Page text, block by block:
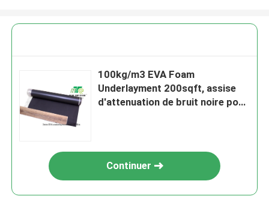
100kg/m3 EVA Foam
Underlayment 200sqft, assise
d'attenuation de bruit noire pour
Continuer